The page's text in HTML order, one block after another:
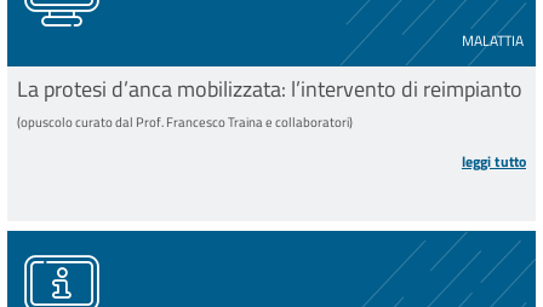
MALATTIA
La protesi d’anca mobilizzata: l’intervento di reimpianto
(opuscolo curato dal Prof. Francesco Traina e collaboratori)
leggi tutto